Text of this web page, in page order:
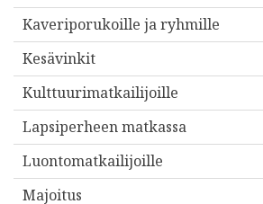
Kaveriporukoille ja ryhmille
Kesävinkit
Kulttuurimatkailijoille
Lapsiperheen matkassa
Luontomatkailijoille
Majoitus